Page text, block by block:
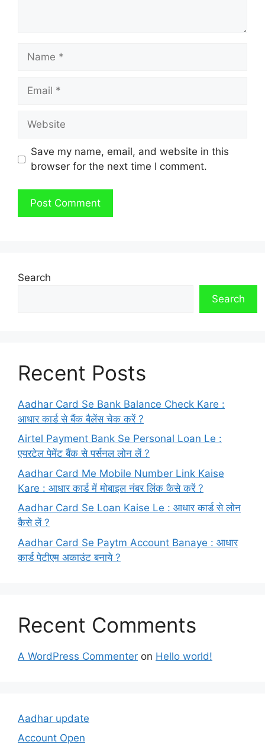
Name
Email
Website
Save my name, email, and website in this
browser for the next time I comment.
Search
Search
Recent Posts
Aadhar Card Se Bank Balance Check Kare :
आधार कार्ड से बैंक बैलेंस चेक करें ?
Airtel Payment Bank Se Personal Loan Le :
एयरटेल पेमेंट बैंक से पर्सनल लोन लें ?
Aadhar Card Me Mobile Number Link Kaise
Kare : आधार कार्ड में मोबाइल नंबर लिंक कैसे करें ?
Aadhar Card Se Loan Kaise Le : आधार कार्ड से लोन
कैसे लें ?
Aadhar Card Se Paytm Account Banaye : आधार
कार्ड पेटीएम अकाउंट बनाये ?
Recent Comments
A WordPress Commenter on Hello world!
Aadhar update
Account Open